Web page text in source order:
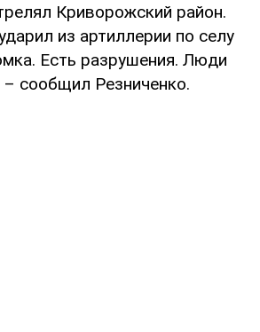
Криворожский район.
из артиллерии по селу
Есть разрушения. Люди
– сообщил Резниченко.